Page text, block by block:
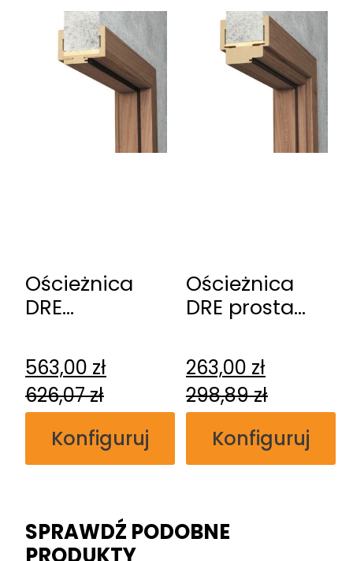
Ościeżnica
DRE
bezprzylgowa
563,00 zł
626,07zł
Konfiguruj
Ościeżnica
DRE prosta
263,00 zł
298,89zł
Konfiguruj
SPRAWDŹ PODOBNE